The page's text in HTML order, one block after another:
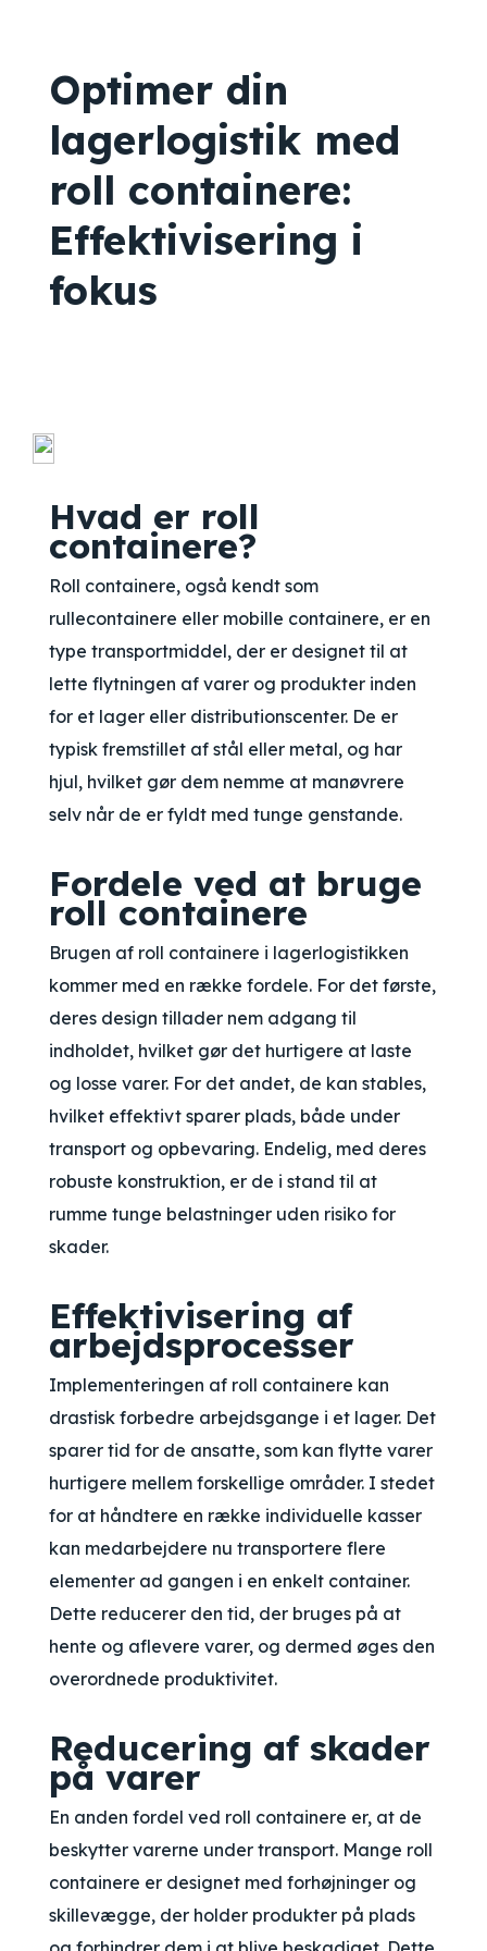
Optimer din
lagerlogistik med
roll containere:
Effektivisering i
fokus
Hvad er roll
containere?
Roll containere, også kendt som
rullecontainere eller mobille containere, er en
type transportmiddel, der er designet til at
lette flytningen af varer og produkter inden
for et lager eller distributionscenter. De er
typisk fremstillet af stål eller metal, og har
hjul, hvilket gør dem nemme at manøvrere
selv når de er fyldt med tunge genstande.
Fordele ved at bruge
roll containere
Brugen af roll containere i lagerlogistikken
kommer med en række fordele. For det første,
deres design tillader nem adgang til
indholdet, hvilket gør det hurtigere at laste
og losse varer. For det andet, de kan stables,
hvilket effektivt sparer plads, både under
transport og opbevaring. Endelig, med deres
robuste konstruktion, er de i stand til at
rumme tunge belastninger uden risiko for
skader.
Effektivisering af
arbejdsprocesser
Implementeringen af roll containere kan
drastisk forbedre arbejdsgange i et lager. Det
sparer tid for de ansatte, som kan flytte varer
hurtigere mellem forskellige områder. I stedet
for at håndtere en række individuelle kasser
kan medarbejdere nu transportere flere
elementer ad gangen i en enkelt container.
Dette reducerer den tid, der bruges på at
hente og aflevere varer, og dermed øges den
overordnede produktivitet.
Reducering af skader
på varer
En anden fordel ved roll containere er, at de
beskytter varerne under transport. Mange roll
containere er designet med forhøjninger og
skillevægge, der holder produkter på plads